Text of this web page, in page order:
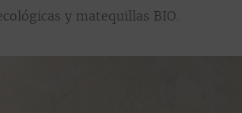
y matequillas BIO.